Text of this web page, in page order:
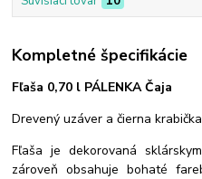
Kompletné špecifikácie
Fľaša 0,70 l PÁLENKA Čaja
Drevený uzáver a čierna
Fľaša je dekorovaná
zároveň obsahuje bohaté